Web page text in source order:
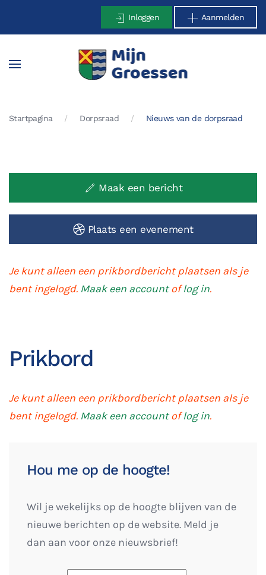
Terug naar hoofdinhoud
Inloggen Aanmelden
Startpagina Dorpsraad Nieuws van de dorpsraad
Maak een bericht
Plaats een evenement
Je kunt alleen een prikbordbericht plaatsen als je
bent ingelogd. Maak een accountoflog in.
Prikbord
Je kunt alleen een prikbordbericht plaatsen als je
bent ingelogd. Maak een accountoflog in.
Hou me op de hoogte!
Wil je wekelijks op de hoogte blijven van de
nieuwe berichten op de website. Meld je
dan aan voor onze nieuwsbrief!